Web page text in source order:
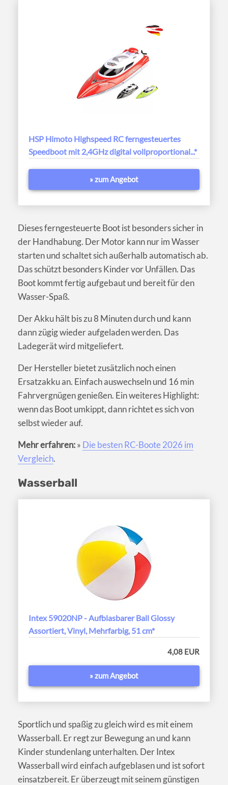
HSP Himoto Highspeed RC ferngesteuertes
Speedboot mit 2,4GHz digital vollproportional...*
» zum Angebot
Dieses ferngesteuerte Boot ist besonders sicher in
der Handhabung. Der Motor kann nur im Wasser
starten und schaltet sich außerhalb automatisch ab.
Das schützt besonders Kinder vor Unfällen. Das
Boot kommt fertig aufgebaut und bereit für den
Wasser-Spaß.
Der Akku hält bis zu 8 Minuten durch und kann
dann zügig wieder aufgeladen werden. Das
Ladegerät wird mitgeliefert.
Der Hersteller bietet zusätzlich noch einen
Ersatzakku an. Einfach auswechseln und 16 min
Fahrvergnügen genießen. Ein weiteres Highlight:
wenn das Boot umkippt, dann richtet es sich von
selbst wieder auf.
Mehr erfahren:» Die besten RC-Boote 2026 im
Vergleich.
Wasserball
Intex 59020NP - Aufblasbarer Ball Glossy
Assortiert, Vinyl, Mehrfarbig, 51 cm*
4,08 EUR
» zum Angebot
Sportlich und spaßig zu gleich wird es mit einem
Wasserball. Er regt zur Bewegung an und kann
Kinder stundenlang unterhalten. Der Intex
Wasserball wird einfach aufgeblasen und ist sofort
einsatzbereit. Er überzeugt mit seinem günstigen